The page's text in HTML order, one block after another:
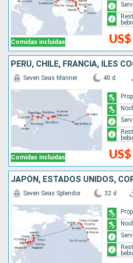
Comidas incluidas
Comidas incluidas
Seven Seas Mariner 40 d
Seven Seas Splendor 32 d